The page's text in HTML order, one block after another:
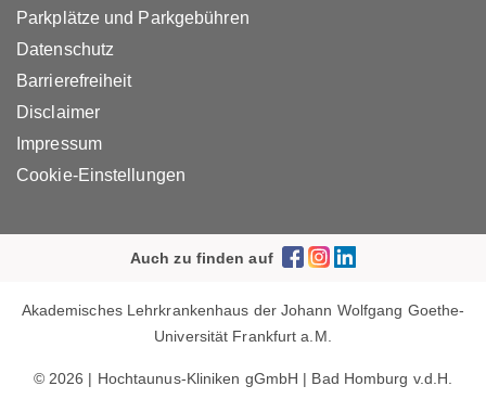
Parkplätze und Parkgebühren
Datenschutz
Barrierefreiheit
Disclaimer
Impressum
Cookie-Einstellungen
Auch zu finden auf
Akademisches Lehrkrankenhaus der Johann Wolfgang Goethe-
Universität Frankfurt a.M.
© 2026 | Hochtaunus-Kliniken gGmbH | Bad Homburg v.d.H.